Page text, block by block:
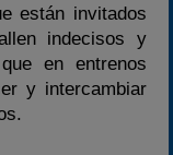
están invitados
indecisos y
en entrenos
y intercambiar